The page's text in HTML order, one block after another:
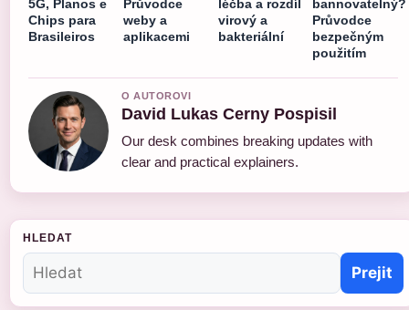
5G, Planos e
Chips para
Brasileiros
Průvodce
weby a
aplikacemi
léčba a rozdíl
virový a
bakteriální
bannovatelný?
Průvodce
bezpečným
použitím
O AUTOROVI
David Lukas Cerny Pospisil
Our desk combines breaking updates with
clear and practical explainers.
HLEDAT
Prejit